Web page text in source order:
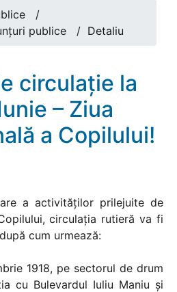
/
publice
/ Detaliu
circulație la
– Ziua
a Copilului!
a activităților prilejuite de
circulația rutieră va fi
cum urmează:
1918, pe sectorul de drum
cu Bulevardul Iuliu Maniu și